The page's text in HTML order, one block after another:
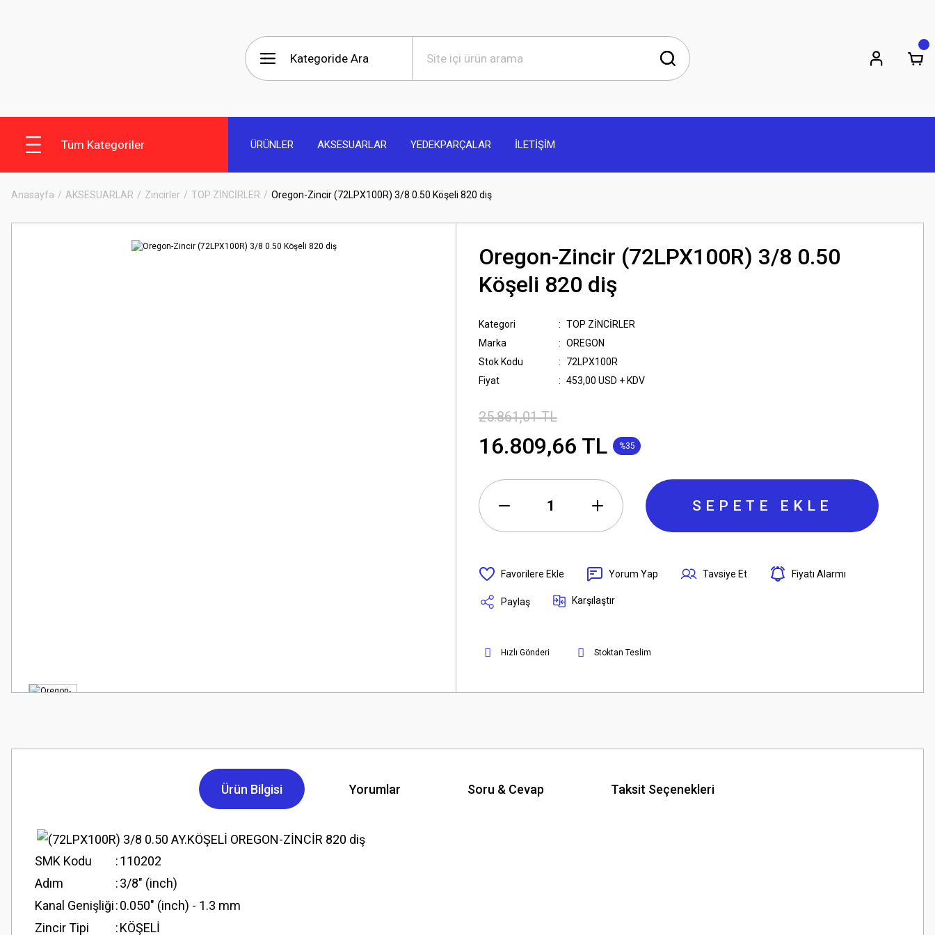
Tüm Kategoriler ÜRÜNLER AKSESUARLAR YEDEKPARÇALAR İLETİŞİM
Anasayfa AKSESUARLAR Zincirler TOP ZİNCİRLER Oregon-Zincir (72LPX100R) 3/8 0.50 Köşeli 820 diş
Oregon-Zincir (72LPX100R) 3/8 0.50
Köşeli 820 diş
Kategori
TOP ZİNCİRLER
Marka
OREGON
Stok Kodu
72LPX100R
Fiyat
453,00 USD + KDV
25.861,01 TL
16.809,66 TL %35
SEPETE EKLE
Yorum Yap Tavsiye Et Fiyatı Alarmı
Paylaş Karşılaştır
Hızlı Gönderi Stoktan Teslim
Ürün Bilgisi Yorumlar Soru & Cevap Taksit Seçenekleri
SMK Kodu :110202
Adım
:3/8" (inch)
Kanal Genişliği:0.050" (inch) - 1.3 mm
Zincir Tipi
:KÖŞELİ